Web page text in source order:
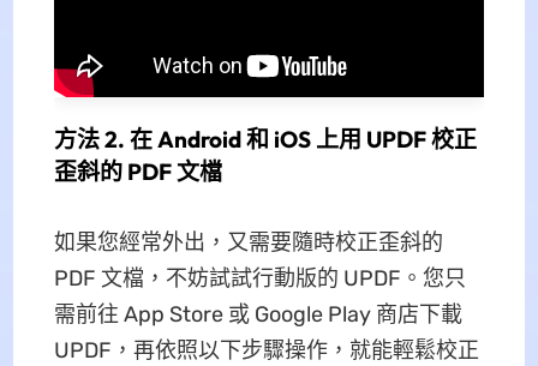
方法 2. 在 Android 和 iOS 上用 UPDF 校正
歪斜的 PDF 文檔
如果您經常外出，又需要隨時校正歪斜的
PDF 文檔，不妨試試行動版的 UPDF。您只
需前往 App Store 或 Google Play 商店下載
UPDF，再依照以下步驟操作，就能輕鬆校正